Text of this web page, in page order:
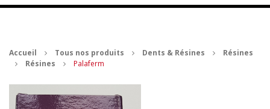
NOS PRODUITS
CONTACT
Mon Panier
Accueil Tous nos produits Dents & Résines
Résines
Résines
Palaferm